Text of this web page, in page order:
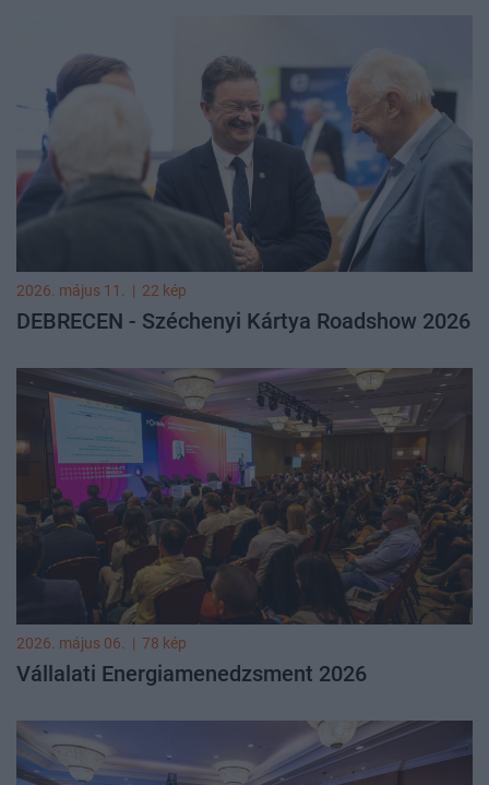
2026. május 11. | 22 kép
DEBRECEN - Széchenyi Kártya Roadshow 2026
2026. május 06. | 78 kép
Vállalati Energiamenedzsment 2026